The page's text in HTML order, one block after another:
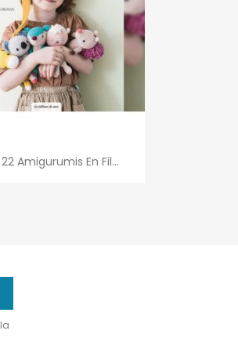
Aperçu rapide
Amigurumis En Fil...